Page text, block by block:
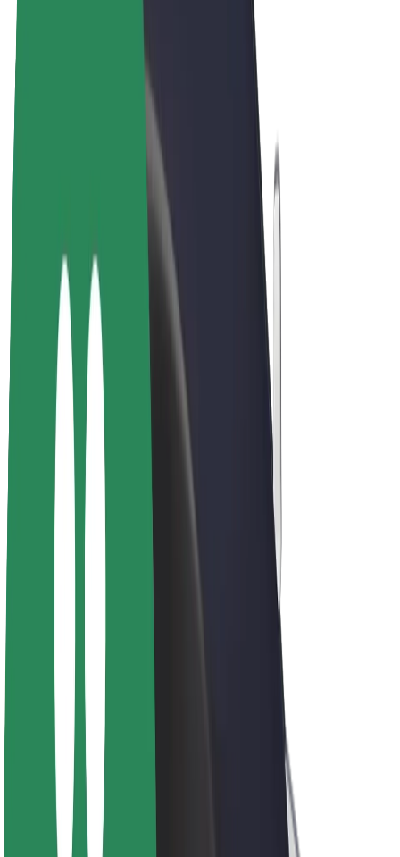
მძღოლები
მძღოლის შემოსავლები
კურიერები
კურიერის შემოსავლები
Bolt Food პარტნიორები
ავტოპარკები
კომპანია
სიახლეები
ბრენდის გზამკვლევი
მისია
ინვესტორებთან ურთიერთობა
ლიდერობა